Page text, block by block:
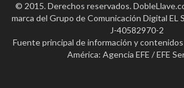
© 2015. Derechos reservados.
marca del Grupo de Comunicación Digital EL
J-40582970-2
Fuente principal de información y
América: Agencia EFE / EFE